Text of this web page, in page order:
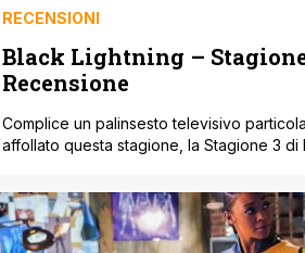
RECENSIONI
Black Lightning –
Recensione
Complice un palinsesto televisivo
affollato questa stagione, la Stagione 3 di
da recuperare nei momenti di pausa che
inaspettati e copiosi quando sia le
stessi palinsesti si sono dovuti fermare